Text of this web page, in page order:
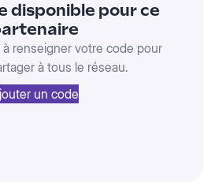
disponible pour ce
renseigner votre code pour
à tous le réseau.
un code